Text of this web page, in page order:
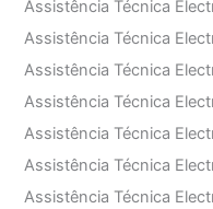
Assistência Técnica
Assistência Técnica
Assistência Técnica
Assistência Técnica
Assistência Técnica
Assistência Técnica
Assistência Técnica